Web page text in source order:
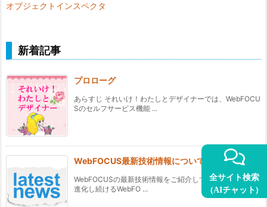
オブジェクトインスペクタ
新着記事
プロローグ
あらすじ それいけ！わたしとデザイナーでは、WebFOCU
Sのセルフサービス機能 ...
WebFOCUS最新技術情報について
WebFOCUSの最新技術情報をご紹介していきます。 常に
進化し続けるWebFO ...
全サイト検索
(AIチャット)